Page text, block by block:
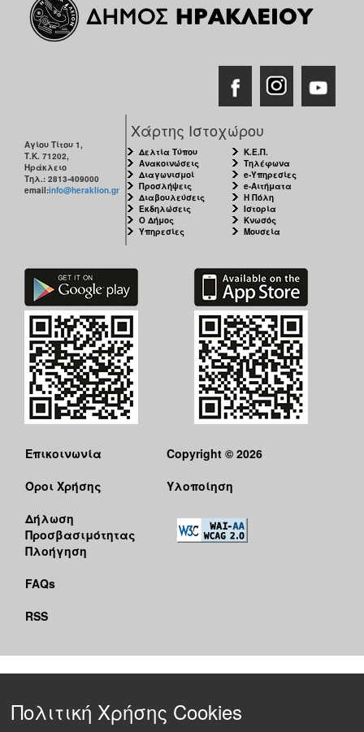
Αγίου Τίτου 1,
Τ.Κ. 71202,
Ηράκλειο
Τηλ.: 2813-409000
email:info@heraklion.gr
Χάρτης Ιστοχώρου
Δελτία Τύπου
Ανακοινώσεις
Διαγωνισμοί
Προσλήψεις
Διαβουλεύσεις
Εκδηλώσεις
Ο Δήμος
Υπηρεσίες
Κ.Ε.Π.
Τηλέφωνα
e-Υπηρεσίες
e-Αιτήματα
Η Πόλη
Ιστορία
Κνωσός
Μουσεία
Επικοινωνία
Όροι Χρήσης
Δήλωση
Προσβασιμότητας
Πλοήγηση
FAQs
RSS
Copyright © 2026
Υλοποίηση
Πολιτική Χρήσης Cookies